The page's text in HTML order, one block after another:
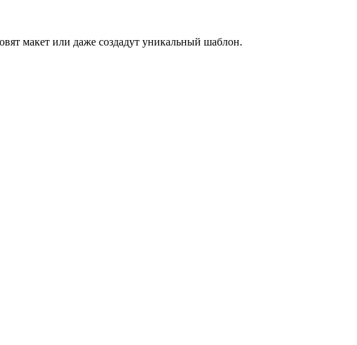
макет или даже создадут уникальный шаблон.